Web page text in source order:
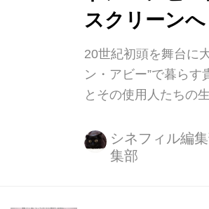
スクリーンへ
20世紀初頭を舞台に
ン・アビー”で暮らす
とその使用人たちの
月の放送開始以来、
ブ賞やエミー賞に輝
シネフィル編
集部